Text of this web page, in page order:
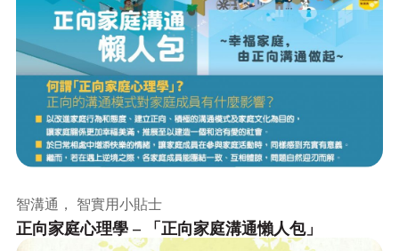
正向家庭心理學 – 「正向家庭溝通懶人包」
智溝通， 智實用小貼士